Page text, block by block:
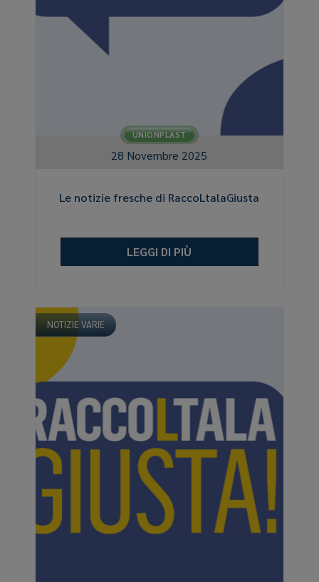
UNIONPLAST
28 Novembre 2025
Le notizie fresche di RaccoLtalaGiusta
LEGGI DI PIÙ
NOTIZIE VARIE